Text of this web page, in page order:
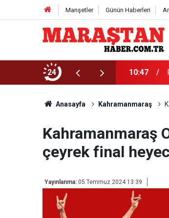
Manşetler Günün Haberleri
24 10:47
Anasayfa Kahramanmaraş
Kahramanmaraş
çeyrek final
Yayınlanma: 05 Temmuz 2024 13:39